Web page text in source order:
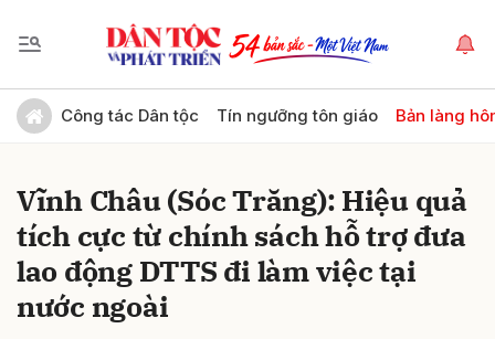
Công tác Dân tộc Tín ngưỡng tôn giáo Bản làng
Vĩnh Châu (Sóc Trăng): Hiệu quả
tích cực từ chính sách hỗ trợ đưa
lao động DTTS đi làm việc tại
nước ngoài
Gửi bình luận